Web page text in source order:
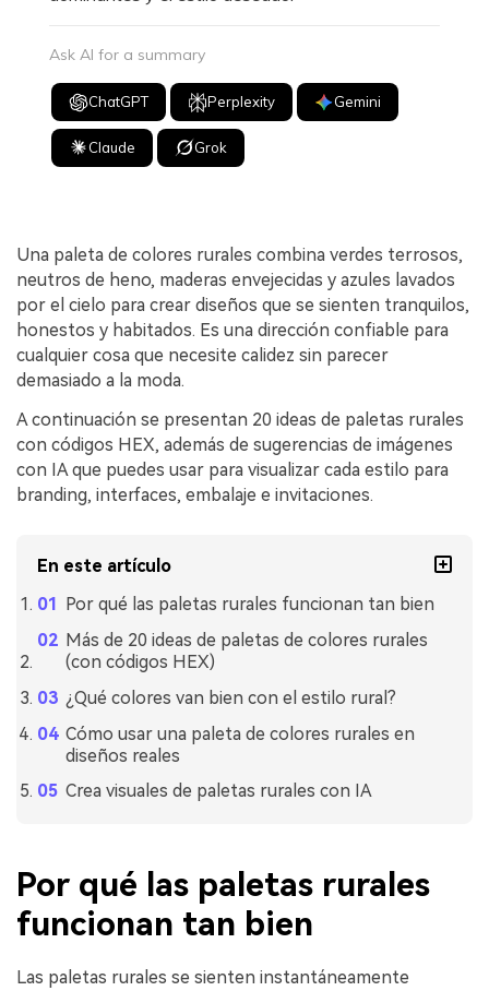
Ask AI for a summary
ChatGPT Perplexity Gemini
Claude Grok
Una paleta de colores rurales combina verdes terrosos,
neutros de heno, maderas envejecidas y azules lavados
por el cielo para crear diseños que se sienten tranquilos,
honestos y habitados. Es una dirección confiable para
cualquier cosa que necesite calidez sin parecer
demasiado a la moda.
A continuación se presentan 20 ideas de paletas rurales
con códigos HEX, además de sugerencias de imágenes
con IA que puedes usar para visualizar cada estilo para
branding, interfaces, embalaje e invitaciones.
En este artículo
Por qué las paletas rurales funcionan tan bien
Más de 20 ideas de paletas de colores rurales
(con códigos HEX)
¿Qué colores van bien con el estilo rural?
Cómo usar una paleta de colores rurales en
diseños reales
Crea visuales de paletas rurales con IA
Por qué las paletas rurales
funcionan tan bien
Las paletas rurales se sienten instantáneamente